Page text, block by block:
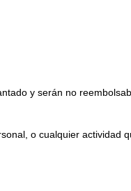
y serán no
o cualquier actividad